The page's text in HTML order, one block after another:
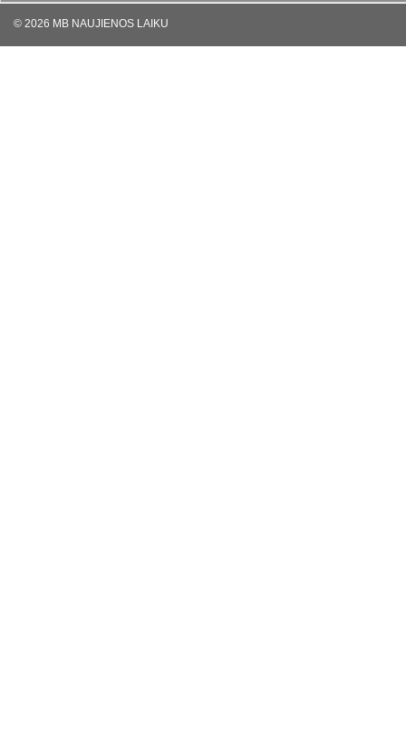
© 2026 MB NAUJIENOS LAIKU